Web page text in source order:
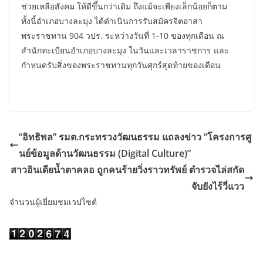
ช่วยเหลือสังคม ให้ดีขึ้นกว่าเดิม ถึงแม้จะเพียงเล็กน้อยก็ตาม
ทั้งนี้อำเภอบางละมุง ได้ดำเนินการรับสมัครจิตอาสา
พระราชทาน 904 วปร. ระหว่างวันที่ 1-10 ของทุกเดือน ณ
สำนักทะเบียนอำเภอบางละมุง ในวันและเวลาราชการ และ
กำหนดรับสิ่งของพระราชทานทุกวันศุกร์สุดท้ายของเดือน
“อิทธิพล” รมต.กระทรวงวัฒนธรรม แถลงข่าว “โครงการศู
นย์ข้อมูลด้านวัฒนธรรม (Digital Culture)”
สาวอินเดียน้ำตาคลอ ถูกคนร้ายวิ่งราวทรัพย์ ตำรวจไล่สกัด
จับยังไร้วี่แวว
จำนวนผู้เยี่ยมชมเวปไซต์